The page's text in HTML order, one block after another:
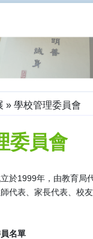
» 學校管理委員會
委員會
於1999年，由教育局
代表、家長代表、校
名單